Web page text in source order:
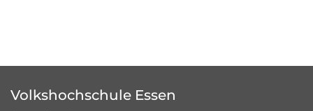
Volkshochschule Essen